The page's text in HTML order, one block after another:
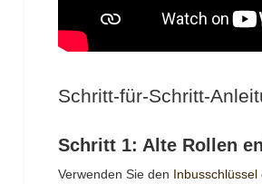
Schritt-für-Schritt-
Schritt 1: Alte Rollen
Verwenden Sie den Inbusschlüssel